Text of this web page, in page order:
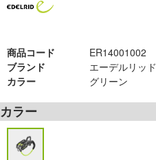
商品コード
ER14001002
ブランド
エーデルリッド
カラー
グリーン
カラー